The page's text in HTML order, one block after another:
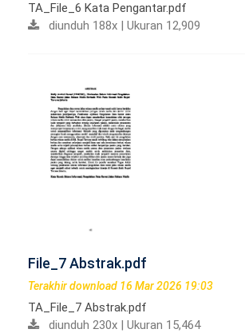
TA_File_6 Kata Pengantar.pdf
diunduh 188x | Ukuran 12,909
File_7 Abstrak.pdf
Terakhir download 16 Mar 2026 19:03
TA_File_7 Abstrak.pdf
diunduh 230x | Ukuran 15,464